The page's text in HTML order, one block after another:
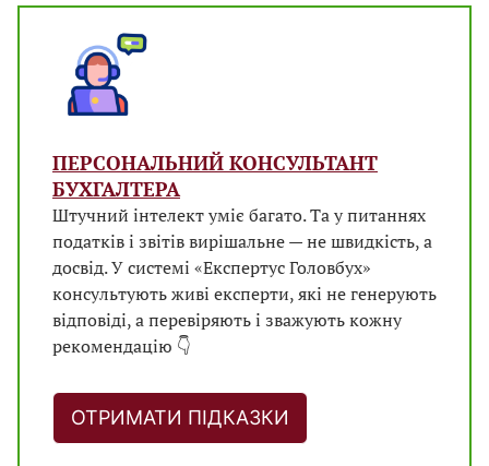
ПЕРСОНАЛЬНИЙ КОНСУЛЬТАНТ
БУХГАЛТЕРА
Штучний інтелект уміє багато. Та у питаннях
податків і звітів вирішальне — не швидкість, а
досвід. У системі «Експертус Головбух»
консультують живі експерти, які не генерують
відповіді, а перевіряють і зважують кожну
рекомендацію 👇
ОТРИМАТИ ПІДКАЗКИ